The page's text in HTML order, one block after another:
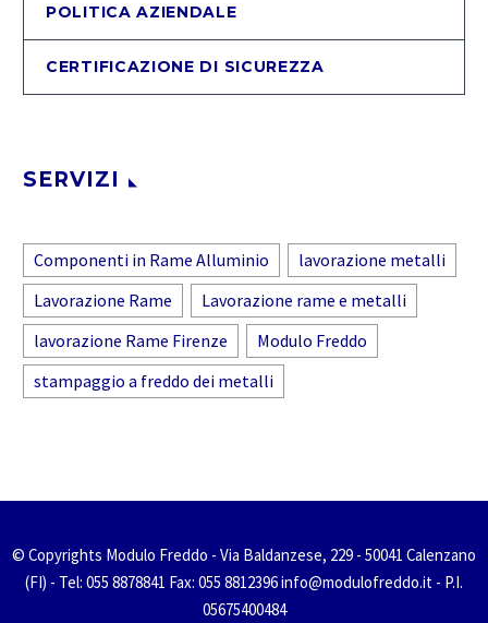
POLITICA AZIENDALE
CERTIFICAZIONE DI SICUREZZA
SERVIZI
Componenti in Rame Alluminio
lavorazione metalli
Lavorazione Rame
Lavorazione rame e metalli
lavorazione Rame Firenze
Modulo Freddo
stampaggio a freddo dei metalli
© Copyrights Modulo Freddo - Via Baldanzese, 229 - 50041 Calenzano
(FI) - Tel: 055 8878841 Fax: 055 8812396 info@modulofreddo.it - P.I.
05675400484